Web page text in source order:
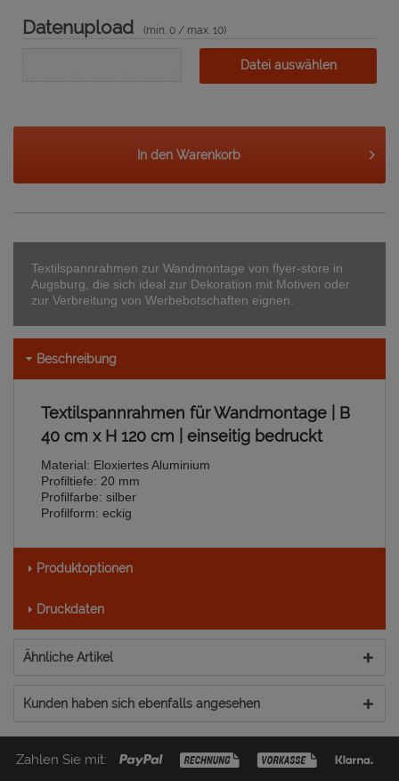
Datenupload (min. 0 / max. 10)
Datei auswählen
In den Warenkorb
Textilspannrahmen zur Wandmontage von flyer-store in
Augsburg, die sich ideal zur Dekoration mit Motiven oder
zur Verbreitung von Werbebotschaften eignen.
Beschreibung
Textilspannrahmen für Wandmontage | B
40 cm x H 120 cm | einseitig bedruckt
Material: Eloxiertes Aluminium
Profiltiefe: 20 mm
Profilfarbe: silber
Profilform: eckig
Produktoptionen
Druckdaten
Ähnliche Artikel
Kunden haben sich ebenfalls angesehen
Zahlen Sie mit: